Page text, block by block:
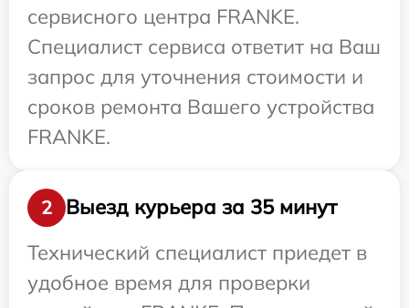
сервисного центра FRANKE.
Специалист сервиса ответит на Ваш
запрос для уточнения стоимости и
сроков ремонта Вашего устройства
FRANKE.
2
Выезд курьера за 35 минут
Технический специалист приедет в
удобное время для проверки